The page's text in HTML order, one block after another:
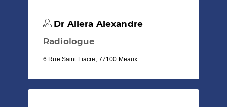
Dr Allera Alexandre
Radiologue
6 Rue Saint Fiacre, 77100 Meaux